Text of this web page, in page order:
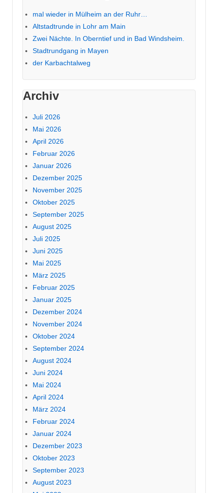
mal wieder in Mülheim an der Ruhr…
Altstadtrunde in Lohr am Main
Zwei Nächte. In Oberntief und in Bad Windsheim.
Stadtrundgang in Mayen
der Karbachtalweg
Archiv
Juli 2026
Mai 2026
April 2026
Februar 2026
Januar 2026
Dezember 2025
November 2025
Oktober 2025
September 2025
August 2025
Juli 2025
Juni 2025
Mai 2025
März 2025
Februar 2025
Januar 2025
Dezember 2024
November 2024
Oktober 2024
September 2024
August 2024
Juni 2024
Mai 2024
April 2024
März 2024
Februar 2024
Januar 2024
Dezember 2023
Oktober 2023
September 2023
August 2023